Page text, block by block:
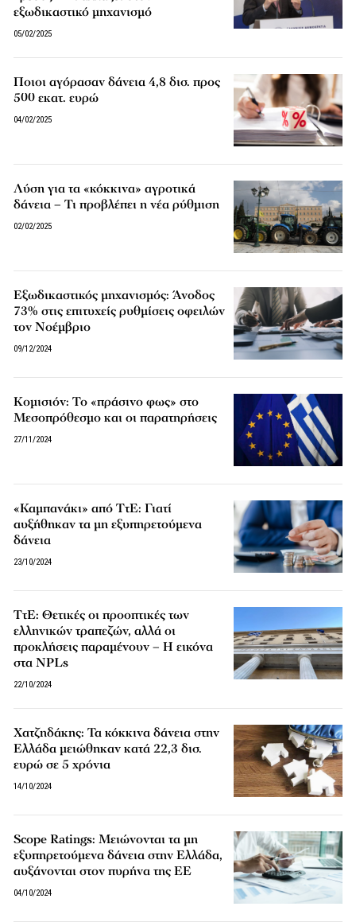
εξωδικαστικό μηχανισμό
05/02/2025
Ποιοι αγόρασαν δάνεια 4,8 δισ. προς
500 εκατ. ευρώ
04/02/2025
Λύση για τα «κόκκινα» αγροτικά
δάνεια – Τι προβλέπει η νέα ρύθμιση
02/02/2025
Εξωδικαστικός μηχανισμός: Άνοδος
73% στις επιτυχείς ρυθμίσεις οφειλών
τον Νοέμβριο
09/12/2024
Κομισιόν: Το «πράσινο φως» στο
Μεσοπρόθεσμο και οι παρατηρήσεις
27/11/2024
«Καμπανάκι» από ΤτΕ: Γιατί
αυξήθηκαν τα μη εξυπηρετούμενα
δάνεια
23/10/2024
ΤτΕ: Θετικές οι προοπτικές των
ελληνικών τραπεζών, αλλά οι
προκλήσεις παραμένουν – Η εικόνα
στα NPLs
22/10/2024
Χατζηδάκης: Τα κόκκινα δάνεια στην
Ελλάδα μειώθηκαν κατά 22,3 δισ.
ευρώ σε 5 χρόνια
14/10/2024
Scope Ratings: Μειώνονται τα μη
εξυπηρετούμενα δάνεια στην Ελλάδα,
αυξάνονται στον πυρήνα της ΕΕ
04/10/2024